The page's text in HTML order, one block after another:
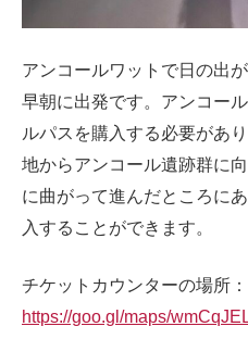
アンコールワットで日の出
早朝に出発です。アンコー
ルパスを購入する必要があ
地からアンコール遺跡群に
に曲がって進んだところに
入することができます。
チケットカウンターの場所：
https://goo.gl/maps/